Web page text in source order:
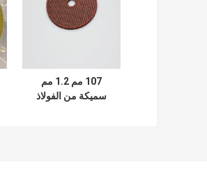
107 مم 1.2 مم
سميكة من الفولاذ